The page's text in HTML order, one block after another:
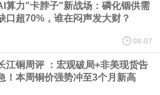
为4,995.18万元、7,001.70万元、14,496.56万
。截至2026年1月31日，公司拥有262项专利权
算力"卡脖子"新战场：磷化铟供需
口超70%，谁在闷声发大财？
08-07
江铜周评 ：宏观破局+非美现货告
！本周铜价强势冲至3个月新高